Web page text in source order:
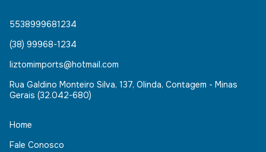
5538999681234
(38) 99968-1234
liztomimports@hotmail.com
Rua Galdino Monteiro Silva, 137, Olinda, Contagem - Minas
Gerais (32.042-680)
Home
Fale Conosco